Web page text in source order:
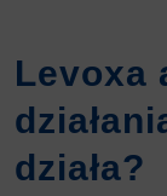
Levoxa
działa?